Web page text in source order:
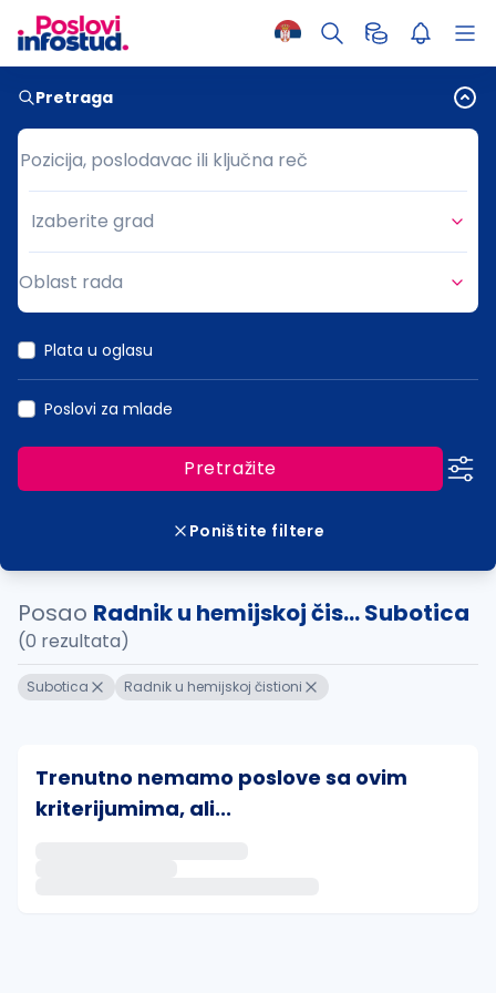
Pretraga
Pozicija, poslodavac ili ključna reč
Pozicija, poslodavac ili ključna reč
Grad
Izaberite grad
Oblast rada
Plata u oglasu
Poslovi za mlade
Pretražite
Poništite filtere
Posao Radnik u hemijskoj čis... Subotica
(0 rezultata)
Subotica Radnik u hemijskoj čistioni
Trenutno nemamo poslove sa ovim
kriterijumima, ali...